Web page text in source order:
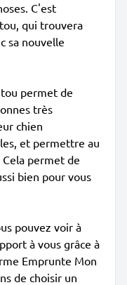
C'est
qui trouvera
sa nouvelle
permet de
très
chien
et permettre au
permet de
bien pour vous
pouvez voir à
à vous grâce à
Emprunte Mon
de choisir un